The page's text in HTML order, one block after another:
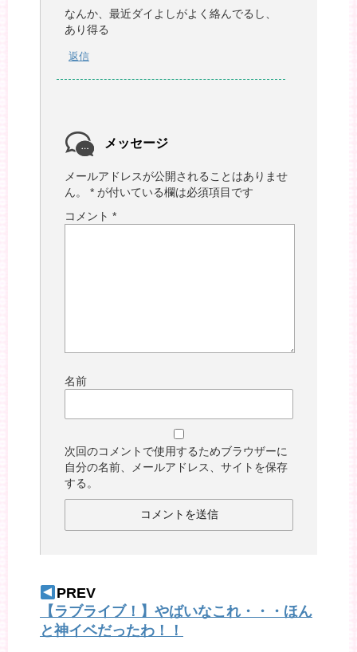
なんか、最近ダイよしがよく絡んでるし、
あり得る
返信
メッセージ
メールアドレスが公開されることはありませ
ん。
* が付いている欄は必須項目です
コメント *
名前
次回のコメントで使用するためブラウザーに
自分の名前、メールアドレス、サイトを保存
する。
PREV
【ラブライブ！】やばいなこれ・・・ほん
と神イベだったわ！！